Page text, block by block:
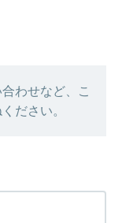
わせなど、こ
ださい。